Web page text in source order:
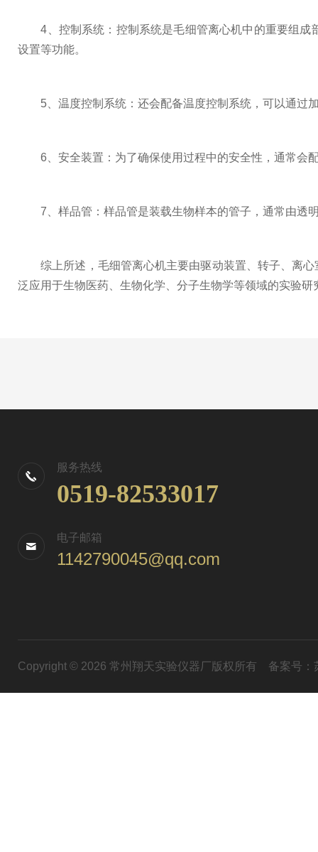
4、控制系统：控制系统是毛细管离心机中的重要组成
设置等功能。
5、温度控制系统：还会配备温度控制系统，可以通过
6、安全装置：为了确保使用过程中的安全性，通常会
7、样品管：样品管是装载生物样本的管子，通常由透
综上所述，毛细管离心机主要由驱动装置、转子、离心
泛应用于生物医药、生物化学、分子生物学等领域的实验研
服务热线
0519-82533017
电子邮箱
1142790045@qq.com
Copyright © 2026 常州翔天实验仪器厂版权所有 备案号：